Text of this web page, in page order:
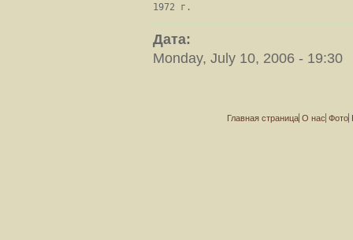
1972 г.
Дата:
Monday, July 10, 2006 - 19:30
Главная страница О нас Фото